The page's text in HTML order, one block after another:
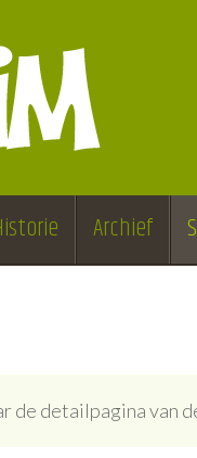
Archief
de detailpagina van